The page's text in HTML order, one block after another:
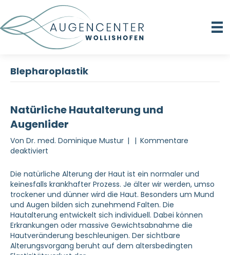
Blepharoplastik
Natürliche Hautalterung und
Augenlider
Von Dr. med. Dominique Mustur | | Kommentare
deaktiviert
Hautalterung
und
Augenlider
Die natürliche Alterung der Haut ist ein normaler und
keinesfalls krankhafter Prozess. Je älter wir werden, umso
trockener und dünner wird die Haut. Besonders um Mund
und Augen bilden sich zunehmend Falten. Die
Hautalterung entwickelt sich individuell. Dabei können
Erkrankungen oder massive Gewichtsabnahme die
Hautveränderung beschleunigen. Der sichtbare
Alterungsvorgang beruht auf dem altersbedingten